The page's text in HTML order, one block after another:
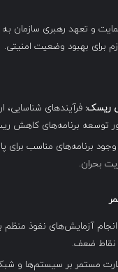
و تعهد رهبری سازمان
برای بهبود وضعیت امنیتی.
ریسک: فرآیندهای شناسایی،
توسعه برنامه‌های کاهش
وجود برنامه‌های مناسب برای
بحران.
انجام آزمایش‌های نفوذ منظم
نقاط ضعف.
مستمر بر سیستم‌ها و